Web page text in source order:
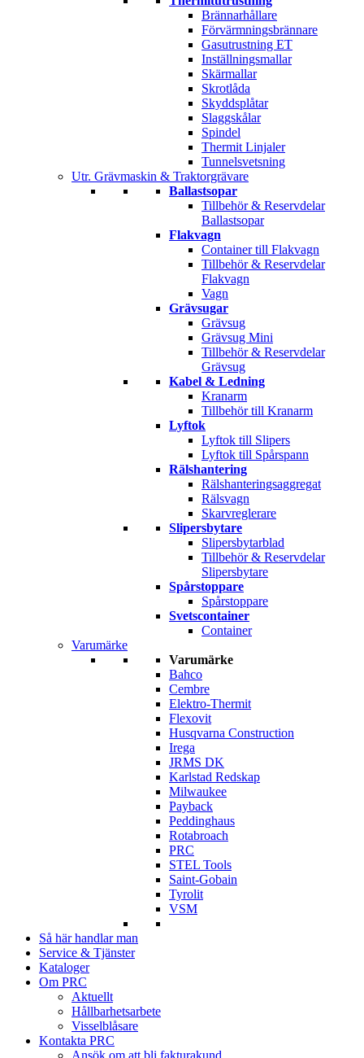
Brännarhållare
Förvärmningsbrännare
Gasutrustning ET
Inställningsmallar
Skärmallar
Skrotlåda
Skyddsplåtar
Slaggskålar
Spindel
Thermit Linjaler
Tunnelsvetsning
Utr. Grävmaskin & Traktorgrävare
Ballastsopar
Tillbehör & Reservdelar
Ballastsopar
Flakvagn
Container till Flakvagn
Tillbehör & Reservdelar
Flakvagn
Vagn
Grävsugar
Grävsug
Grävsug Mini
Tillbehör & Reservdelar
Grävsug
Kabel & Ledning
Kranarm
Tillbehör till Kranarm
Lyftok
Lyftok till Slipers
Lyftok till Spårspann
Rälshantering
Rälshanteringsaggregat
Rälsvagn
Skarvreglerare
Slipersbytare
Slipersbytarblad
Tillbehör & Reservdelar
Slipersbytare
Spårstoppare
Spårstoppare
Svetscontainer
Container
Varumärke
Varumärke
Bahco
Cembre
Elektro-Thermit
Flexovit
Husqvarna Construction
Irega
JRMS DK
Karlstad Redskap
Milwaukee
Payback
Peddinghaus
Rotabroach
PRC
STEL Tools
Saint-Gobain
Tyrolit
VSM
Så här handlar man
Service & Tjänster
Kataloger
Om PRC
Aktuellt
Hållbarhetsarbete
Visselblåsare
Kontakta PRC
Ansök om att bli fakturakund